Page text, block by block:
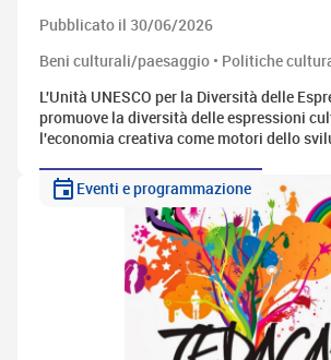
Pubblicato il 30/06/2026
Beni culturali/paesaggio • Politiche
L'Unità UNESCO per la Diversità delle
promuove la diversità delle espressioni
l'economia creativa come motori dello
Eventi e programmazione